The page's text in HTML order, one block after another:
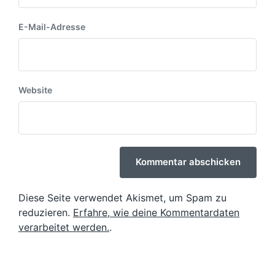
E-Mail-Adresse
Website
Diese Seite verwendet Akismet, um Spam zu
reduzieren. Erfahre, wie deine Kommentardaten
verarbeitet werden..